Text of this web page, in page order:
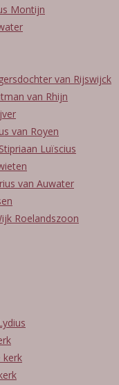
Montijn
van Rijswijck
van Rhijn
van Royen
Luïscius
van Auwater
Roelandszoon
kerk